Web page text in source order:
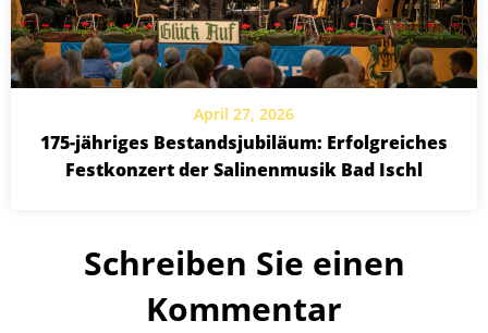
April 27, 2026
175-jähriges Bestandsjubiläum: Erfolgreiches
Festkonzert der Salinenmusik Bad Ischl
Schreiben Sie einen
Kommentar